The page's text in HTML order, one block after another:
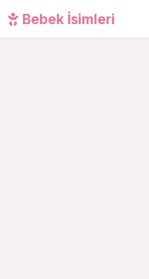
Bebek İsimleri